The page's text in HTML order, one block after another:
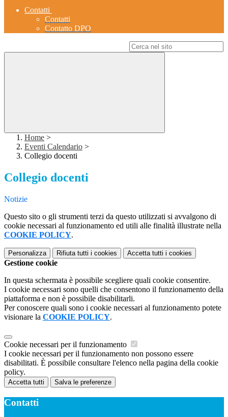
Contatti
Contatti
Contatto DPO
Home >
Eventi Calendario >
Collegio docenti
Collegio docenti
Notizie
Questo sito o gli strumenti terzi da questo utilizzati si avvalgono di
cookie necessari al funzionamento ed utili alle finalità illustrate nella
COOKIE POLICY.
Personalizza Rifiuta tutti i cookies Accetta tutti i cookies
Gestione cookie
In questa schermata è possibile scegliere quali cookie consentire.
I cookie necessari sono quelli che consentono il funzionamento della
piattaforma e non è possibile disabilitarli.
Per conoscere quali sono i cookie necessari al funzionamento potete
visionare la COOKIE POLICY.
Cookie necessari per il funzionamento
I cookie necessari per il funzionamento non possono essere
disabilitati. È possibile consultare l'elenco nella pagina della cookie
policy.
Accetta tutti Salva le preferenze
Contatti